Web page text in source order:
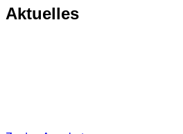
Aktuelles